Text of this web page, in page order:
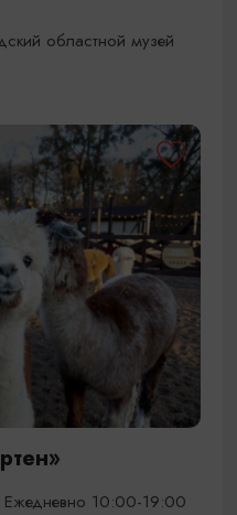
областной музей
10:00-19:00